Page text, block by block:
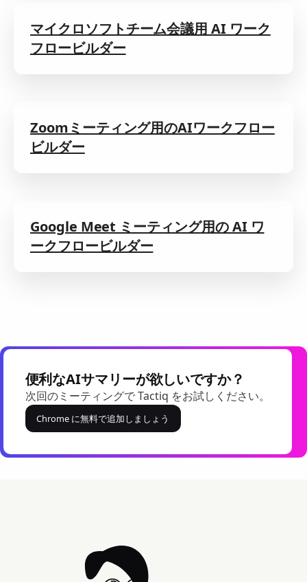
マイクロソフトチーム会議用 AI ワーク
フロービルダー
Zoomミーティング用のAIワークフロー
ビルダー
Google Meet ミーティング用の AI ワ
ークフロービルダー
便利なAIサマリーが欲しいですか？
次回のミーティングで Tactiq をお試しください。
Chrome に無料で追加しましょう